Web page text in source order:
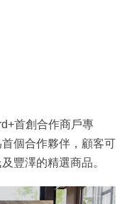
首創合作商戶專
個合作夥伴，顧客可
豐澤的精選商品。